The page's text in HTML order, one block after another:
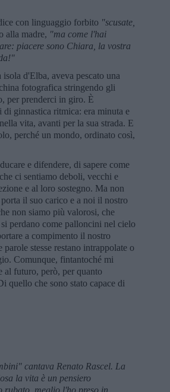
con linguaggio forbito "scusate,
alla madre, "ma come l'hai
piacere sono Chiara, la vostra
isola d'Elba, aveva pescato una
fotografica stringendo gli
per prenderci in giro. È
ginnastica ritmica: era minuta e
vita, avanti per la sua strada. E
perché un mondo, ordinato così,
e difendere, di sapere come
ci sentiamo deboli, vecchi e
e al loro sostegno. Ma non
il suo carico e a noi il nostro
non siamo più valorosi, che
perdano come palloncini nel cielo
a compimento il nostro
stesse restano intrappolate o
Comunque, fintantoché mi
al futuro, però, per quanto
quello che sono stato capace di
cantava Renato Rascel. La
la vita è un pensiero
rubato, meglio l'ho preso in